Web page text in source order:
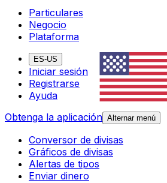
Particulares
Negocio
Plataforma
ES-US
Iniciar sesión
Registrarse
Ayuda
Obtenga la aplicación Alternar menú
Conversor de divisas
Gráficos de divisas
Alertas de tipos
Enviar dinero